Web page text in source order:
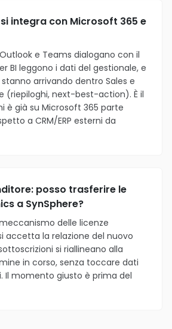
integra con Microsoft 365 e
e Teams dialogano con il
BI leggono i dati del gestionale, e
arrivando dentro Sales e
(riepiloghi, next-best-action). È il
è già su Microsoft 365 parte
a CRM/ERP esterni da
posso trasferire le
a SynSphere?
delle licenze
accetta la relazione del nuovo
si riallineano alla
in corso, senza toccare dati
Il momento giusto è prima del